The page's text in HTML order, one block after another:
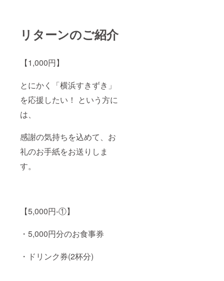
リターンのご紹介
【1,000円】
とにかく「横浜すきずき」
を応援したい！ という方に
は、
感謝の気持ちを込めて、お
礼のお手紙をお送りしま
す。
【5,000円-①】
・5,000円分のお食事券
・ドリンク券(2杯分)